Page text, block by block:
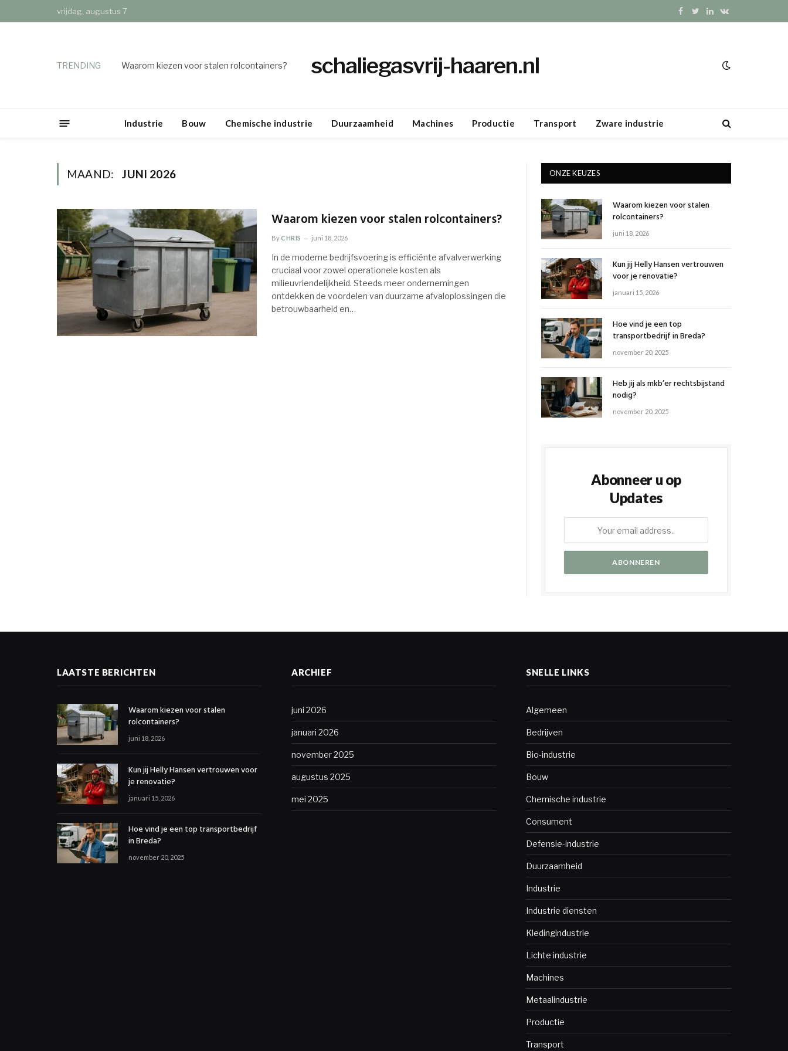
vrijdag, augustus 7
Facebook
TwitterLinkedInVKontakte
TRENDING Waarom kiezen voor stalen rolcontainers? schaliegasvrij-haaren.nl
Industrie Bouw Chemische industrie Duurzaamheid Machines Productie Transport Zware industrie
MAAND: JUNI 2026
Waarom kiezen voor stalen rolcontainers?
ByCHRIS juni 18, 2026
In de moderne bedrijfsvoering is efficiënte afvalverwerking
cruciaal voor zowel operationele kosten als
milieuvriendelijkheid. Steeds meer ondernemingen
ontdekken de voordelen van duurzame afvaloplossingen die
betrouwbaarheid en…
ONZE KEUZES
Waarom kiezen voor stalen
rolcontainers?
juni 18, 2026
Kun jij Helly Hansen vertrouwen
voor je renovatie?
januari 15, 2026
Hoe vind je een top
transportbedrijf in Breda?
november 20, 2025
Heb jij als mkb’er rechtsbijstand
nodig?
november 20, 2025
Abonneer u op
Updates
LAATSTE BERICHTEN
Waarom kiezen voor stalen
rolcontainers?
juni 18, 2026
Kun jij Helly Hansen vertrouwen voor
je renovatie?
januari 15, 2026
Hoe vind je een top transportbedrijf
in Breda?
november 20, 2025
ARCHIEF
juni 2026
januari 2026
november 2025
augustus 2025
mei 2025
SNELLE LINKS
Algemeen
Bedrijven
Bio-industrie
Bouw
Chemische industrie
Consument
Defensie-industrie
Duurzaamheid
Industrie
Industrie diensten
Kledingindustrie
Lichte industrie
Machines
Metaalindustrie
Productie
Transport